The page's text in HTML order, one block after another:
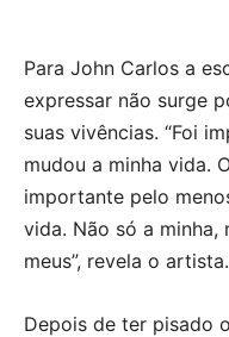
Para John Carlos a
expressar não surge
suas vivências. “Foi
mudou a minha vida.
importante pelo
vida. Não só a
meus”, revela o artista.
Depois de ter pisado